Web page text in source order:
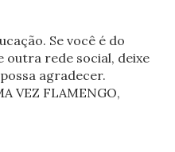
Se você é do
outra rede social, deixe
agradecer.
VEZ FLAMENGO,